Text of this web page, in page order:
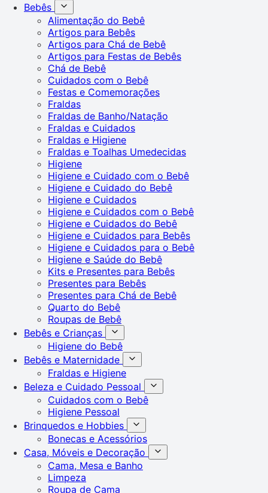
Bebês
Alimentação do Bebê
Artigos para Bebês
Artigos para Chá de Bebê
Artigos para Festas de Bebês
Chá de Bebê
Cuidados com o Bebê
Festas e Comemorações
Fraldas
Fraldas de Banho/Natação
Fraldas e Cuidados
Fraldas e Higiene
Fraldas e Toalhas Umedecidas
Higiene
Higiene e Cuidado com o Bebê
Higiene e Cuidado do Bebê
Higiene e Cuidados
Higiene e Cuidados com o Bebê
Higiene e Cuidados do Bebê
Higiene e Cuidados para Bebês
Higiene e Cuidados para o Bebê
Higiene e Saúde do Bebê
Kits e Presentes para Bebês
Presentes para Bebês
Presentes para Chá de Bebê
Quarto do Bebê
Roupas de Bebê
Bebês e Crianças
Higiene do Bebê
Bebês e Maternidade
Fraldas e Higiene
Beleza e Cuidado Pessoal
Cuidados com o Bebê
Higiene Pessoal
Brinquedos e Hobbies
Bonecas e Acessórios
Casa, Móveis e Decoração
Cama, Mesa e Banho
Limpeza
Roupa de Cama